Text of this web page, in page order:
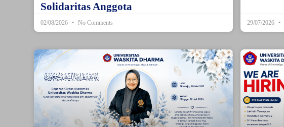
Solidaritas Anggota
02/08/2026 No Comments 29/07/2026